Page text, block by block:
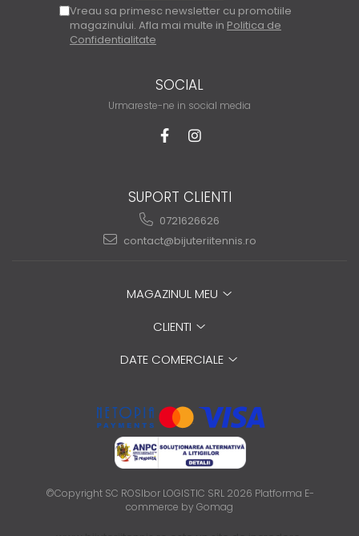
Vreau sa primesc newsletter cu promotiile
magazinului. Afla mai multe in Politica de
Confidentialitate
SOCIAL
Urmareste-ne in social media
SUPORT CLIENTI
0721626626
contact@bijuteriitennis.ro
MAGAZINUL MEU
CLIENTI
DATE COMERCIALE
©Copyright SC ROSIbor LOGISTIC SRL 2026 Platforma E-
commerce by Gomag